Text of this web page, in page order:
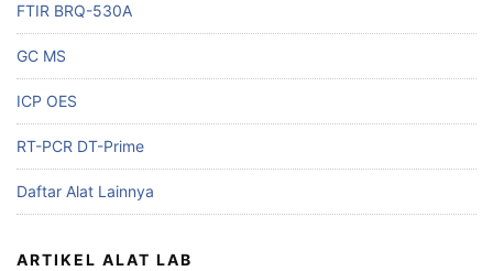
FTIR BRQ-530A
GC MS
ICP OES
RT-PCR DT-Prime
Daftar Alat Lainnya
ARTIKEL ALAT LAB